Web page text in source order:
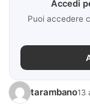
Accedi
Puoi accedere
tarambano13